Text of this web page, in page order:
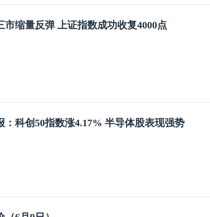
市缩量反弹 上证指数成功收复4000点
：科创50指数涨4.17% 半导体股表现强势